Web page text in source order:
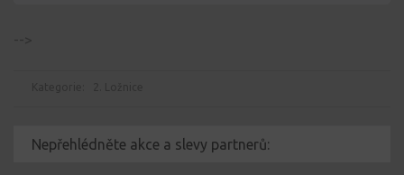
Nepřehlédněte akce a slevy partnerů: